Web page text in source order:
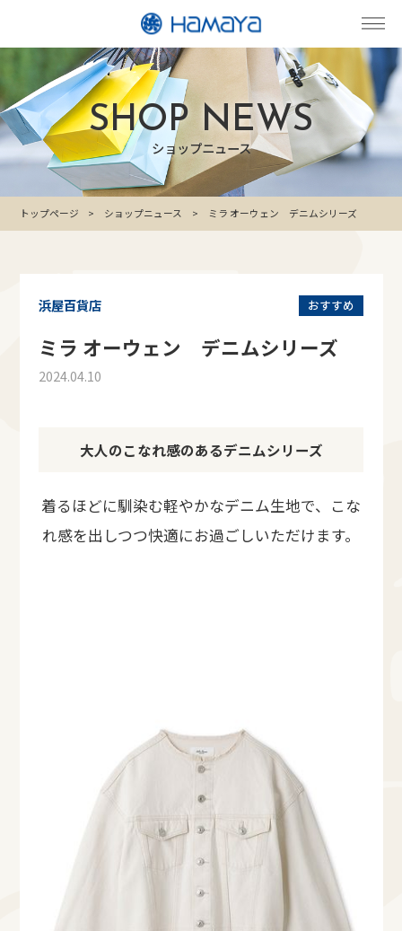
SHOP NEWS
ショップニュース
トップページ ショップニュース ミラ オーウェン デニムシリーズ
おすすめ
浜屋百貨店
ミラ オーウェン デニムシリーズ
2024.04.10
大人のこなれ感のあるデニムシリーズ
着るほどに馴染む軽やかなデニム生地で、こな
れ感を出しつつ快適にお過ごしいただけます。